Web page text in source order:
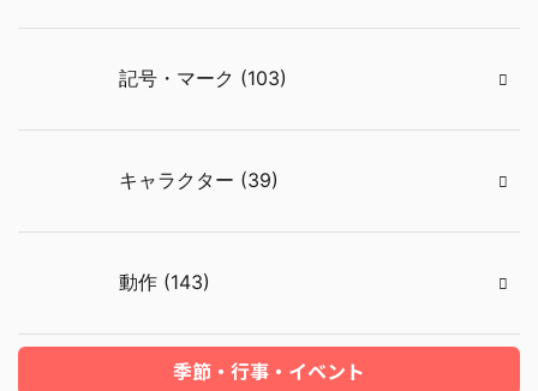
記号・マーク (103)
キャラクター (39)
動作 (143)
季節・行事・イベント